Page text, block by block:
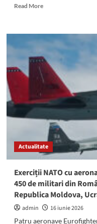
Read MoreRead
(VIDEO)
„Sunteți
mama
lui
Răzvan?
Veniți
repede
la
spital!”.
Mesaj
polițiștilor
pentru
părinții
cu
trotinete
Actualitate
Exerciții NATO cu
450 de militari din
Republica Moldova,
admin
16 iunie 2026
Patru aeronave